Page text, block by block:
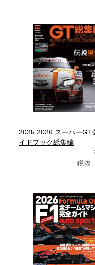
2025-2026 スーパーGT
イドブック総集編
税抜